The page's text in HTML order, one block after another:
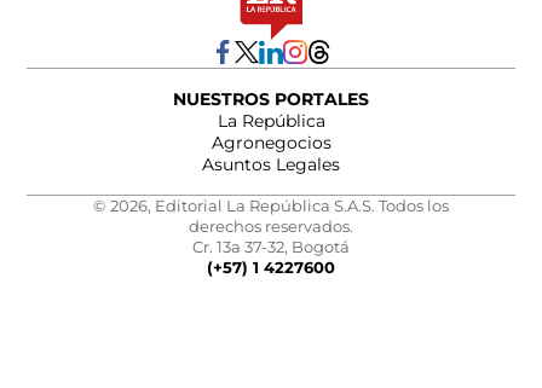
NUESTROS PORTALES
La República
Agronegocios
Asuntos Legales
© 2026, Editorial La República S.A.S. Todos los
derechos reservados.
Cr. 13a 37-32, Bogotá
(+57) 1 4227600